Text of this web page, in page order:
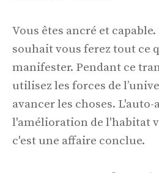
Vous êtes ancré et
souhait vous ferez tout ce
manifester. Pendant ce
utilisez les forces de
avancer les choses.
l'amélioration de l'habitat
c'est une affaire conclue.